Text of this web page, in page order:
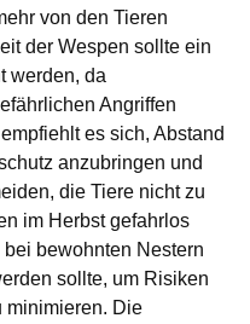
von den Tieren
der Wespen sollte ein
werden, da
Angriffen
es sich, Abstand
anzubringen und
die Tiere nicht zu
im Herbst gefahrlos
bewohnten Nestern
sollte, um Risiken
minimieren. Die